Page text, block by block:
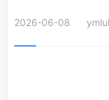
2026-06-08